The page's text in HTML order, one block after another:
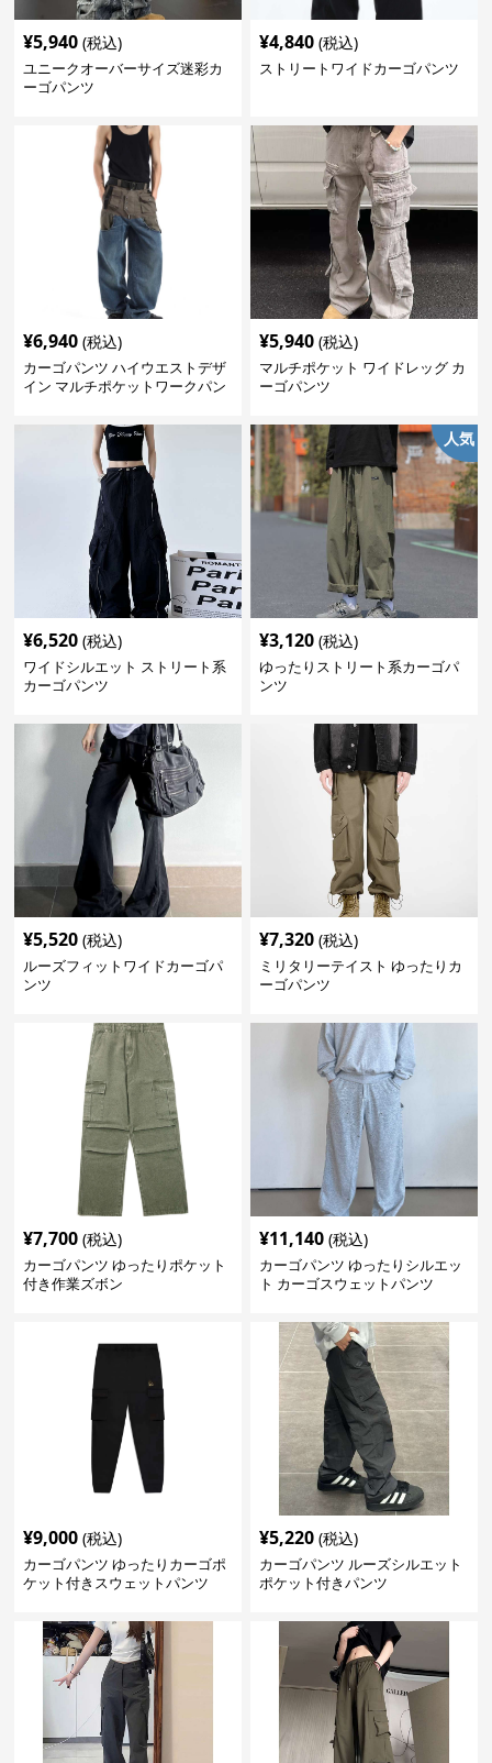
¥5,940 (税込)
ユニークオーバーサイズ迷彩カ
ーゴパンツ
¥4,840 (税込)
ストリートワイドカーゴパンツ
¥6,940 (税込)
カーゴパンツ ハイウエストデザ
イン マルチポケットワークパン
¥5,940 (税込)
マルチポケット ワイドレッグ カ
ーゴパンツ
¥6,520 (税込)
ワイドシルエット ストリート系
カーゴパンツ
人気
¥3,120 (税込)
ゆったりストリート系カーゴパ
ンツ
¥5,520 (税込)
ルーズフィットワイドカーゴパ
ンツ
¥7,320 (税込)
ミリタリーテイスト ゆったりカ
ーゴパンツ
¥7,700 (税込)
カーゴパンツ ゆったりポケット
付き作業ズボン
¥11,140 (税込)
カーゴパンツ ゆったりシルエッ
ト カーゴスウェットパンツ
¥9,000 (税込)
カーゴパンツ ゆったりカーゴポ
ケット付きスウェットパンツ
¥5,220 (税込)
カーゴパンツ ルーズシルエット
ポケット付きパンツ